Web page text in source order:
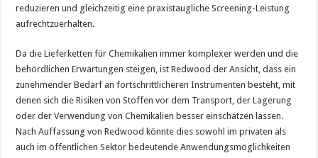
reduzieren und gleichzeitig eine praxistaugliche Screening-Leistung
aufrechtzuerhalten.
Da die Lieferketten für Chemikalien immer komplexer werden und die
behördlichen Erwartungen steigen, ist Redwood der Ansicht, dass ein
zunehmender Bedarf an fortschrittlicheren Instrumenten besteht, mit
denen sich die Risiken von Stoffen vor dem Transport, der Lagerung
oder der Verwendung von Chemikalien besser einschätzen lassen.
Nach Auffassung von Redwood könnte dies sowohl im privaten als
auch im öffentlichen Sektor bedeutende Anwendungsmöglichkeiten